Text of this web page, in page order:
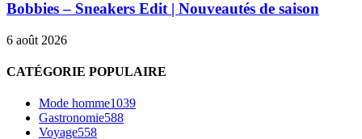
Bobbies – Sneakers Edit | Nouveautés de saison
6 août 2026
CATÉGORIE POPULAIRE
Mode homme1039
Gastronomie588
Voyage558